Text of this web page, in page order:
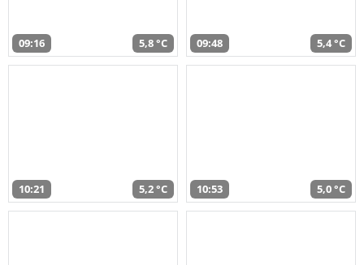
09:16 5,8 °C 09:48 5,4 °C
10:21 5,2 °C 10:53 5,0 °C